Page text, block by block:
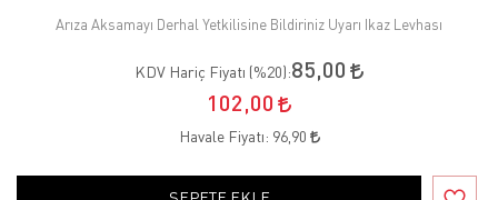
Arıza Aksamayı Derhal Yetkilisine Bildiriniz Uyarı Ikaz Levhası
KDV Hariç Fiyatı (%20):85,00
102,00
Havale Fiyatı: 96,90